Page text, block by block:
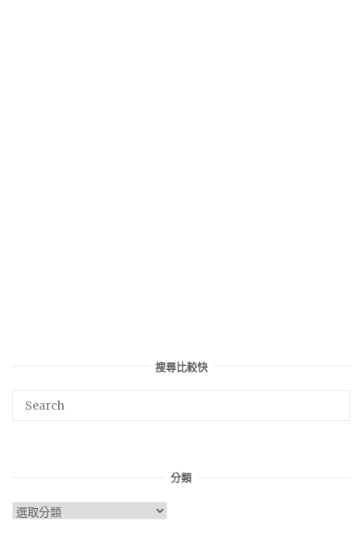
搜尋比較快
分類
分